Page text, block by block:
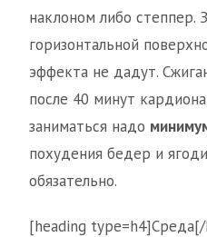
наклоном либо степпер.
горизонтальной
эффекта не дадут.
после 40 минут
заниматься надо
похудения бедер и
обязательно.
[heading type=h4]Среда[/